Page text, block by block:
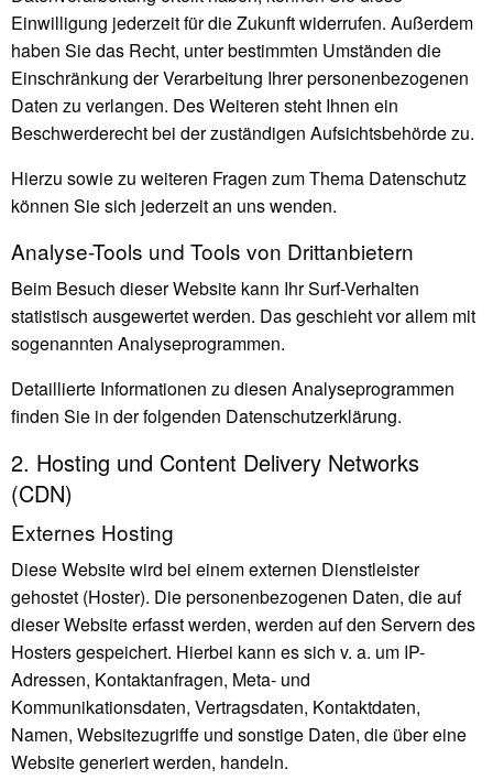
Einwilligung jederzeit für die Zukunft widerrufen. Außerdem
haben Sie das Recht, unter bestimmten Umständen die
Einschränkung der Verarbeitung Ihrer personenbezogenen
Daten zu verlangen. Des Weiteren steht Ihnen ein
Beschwerderecht bei der zuständigen Aufsichtsbehörde zu.
Hierzu sowie zu weiteren Fragen zum Thema Datenschutz
können Sie sich jederzeit an uns wenden.
Analyse-Tools und Tools von Dritt­anbietern
Beim Besuch dieser Website kann Ihr Surf-Verhalten
statistisch ausgewertet werden. Das geschieht vor allem mit
sogenannten Analyseprogrammen.
Detaillierte Informationen zu diesen Analyseprogrammen
finden Sie in der folgenden Datenschutzerklärung.
2. Hosting und Content Delivery Networks
(CDN)
Externes Hosting
Diese Website wird bei einem externen Dienstleister
gehostet (Hoster). Die personenbezogenen Daten, die auf
dieser Website erfasst werden, werden auf den Servern des
Hosters gespeichert. Hierbei kann es sich v. a. um IP-
Adressen, Kontaktanfragen, Meta- und
Kommunikationsdaten, Vertragsdaten, Kontaktdaten,
Namen, Websitezugriffe und sonstige Daten, die über eine
Website generiert werden, handeln.